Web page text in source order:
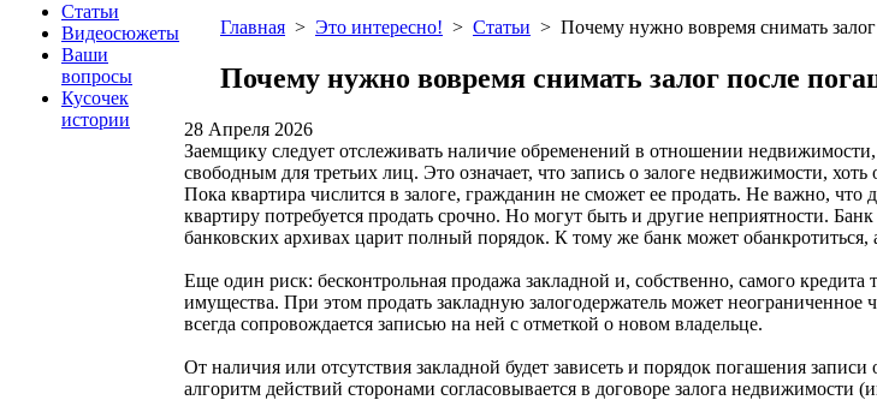
Статьи
Видеосюжеты
Ваши
вопросы
Кусочек
истории
Главная > Это интересно! > Статьи > Почему нужно вовремя снимать
Почему нужно вовремя снимать залог после
28 Апреля 2026
Заемщику следует отслеживать наличие обременений в отношении
свободным для третьих лиц. Это означает, что запись о залоге недвижимости,
Пока квартира числится в залоге, гражданин не сможет ее продать. Не важно,
квартиру потребуется продать срочно. Но могут быть и другие неприятности.
банковских архивах царит полный порядок. К тому же банк может обанкротиться,
Еще один риск: бесконтрольная продажа закладной и, собственно, самого
имущества. При этом продать закладную залогодержатель может
всегда сопровождается записью на ней с отметкой о новом владельце.
От наличия или отсутствия закладной будет зависеть и порядок погашения
алгоритм действий сторонами согласовывается в договоре залога недвижимости